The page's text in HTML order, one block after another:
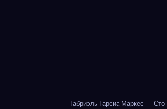
Габриэль Гарсиа Маркес — Сто